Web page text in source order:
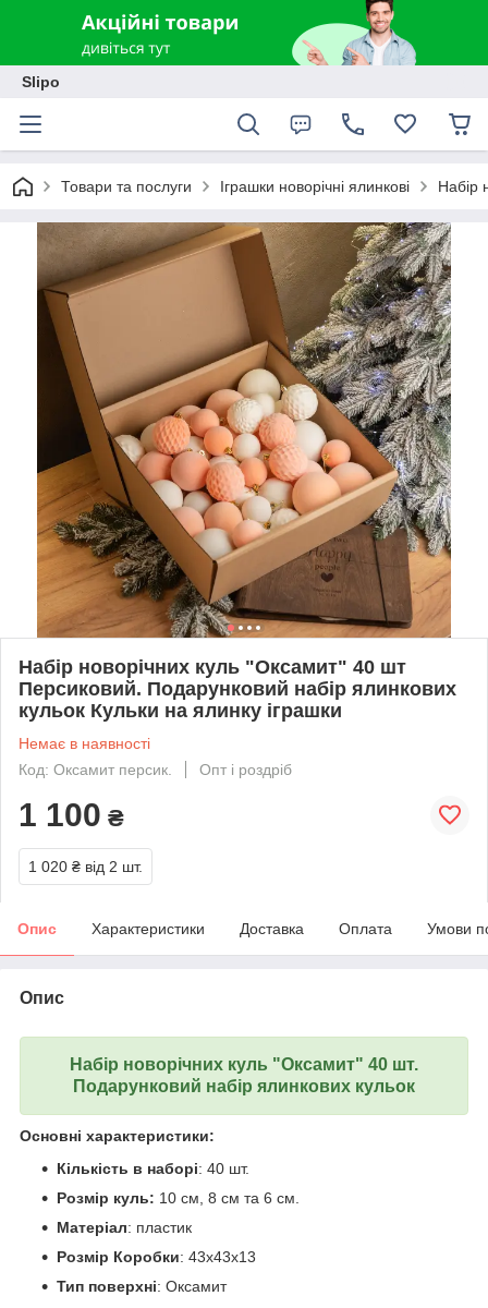
Slipo
Товари та послуги Іграшки новорічні ялинкові Набір
Набір новорічних куль "Оксамит" 40 шт
Персиковий. Подарунковий набір ялинкових
кульок Кульки на ялинку іграшки
Немає в наявності
Код: Оксамит персик.
Опт і роздріб
1 100 ₴
1 020 ₴ від 2 шт.
Опис Характеристики Доставка Оплата Умови
Опис
Набір новорічних куль "Оксамит" 40 шт.
Подарунковий набір ялинкових кульок
Основні характеристики:
Кількість в наборі: 40 шт.
Розмір куль: 10 см, 8 см та 6 см.
Матеріал: пластик
Розмір Коробки: 43х43х13
Тип поверхні: Оксамит